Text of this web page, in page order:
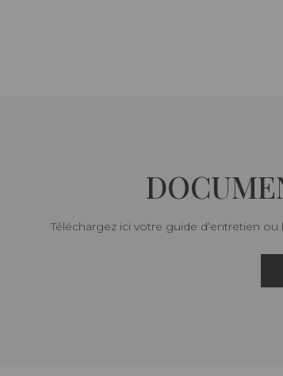
Téléchargez ici votre guide d’entretien